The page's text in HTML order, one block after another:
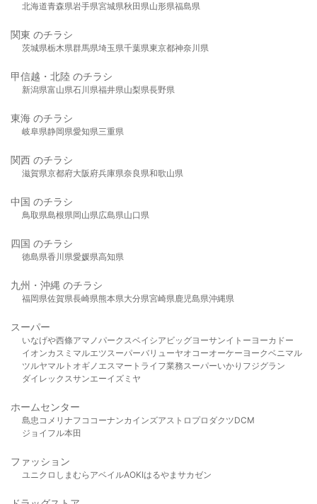
北海道青森県岩手県宮城県秋田県山形県福島県
関東 のチラシ
茨城県栃木県群馬県埼玉県千葉県東京都神奈川県
甲信越・北陸 のチラシ
新潟県富山県石川県福井県山梨県長野県
東海 のチラシ
岐阜県静岡県愛知県三重県
関西 のチラシ
滋賀県京都府大阪府兵庫県奈良県和歌山県
中国 のチラシ
鳥取県島根県岡山県広島県山口県
四国 のチラシ
徳島県香川県愛媛県高知県
九州・沖縄 のチラシ
福岡県佐賀県長崎県熊本県大分県宮崎県鹿児島県沖縄県
スーパー
いなげや西條アマノパークスベイシア ビッグヨーサンイトーヨーカドー
イオンカスミ マルエツスーパーバリューヤオコーオーケー ヨークベニマル
ツルヤマルト オギノ エスマート ライフ業務スーパーいかり フジグラン
ダイレックスサンエーイズミヤ
ホームセンター
島忠 コメリ ナフコ コーナンカインズアストロプロダクツDCM
ジョイフル本田
ファッション
ユニクロ しまむら アベイルAOKIはるやま サカゼン